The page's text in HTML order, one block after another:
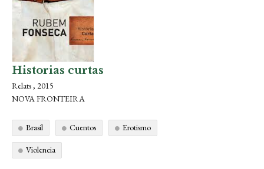
Historias curtas
Relats , 2015
NOVA FRONTEIRA
Brasil Cuentos Erotismo
Violencia